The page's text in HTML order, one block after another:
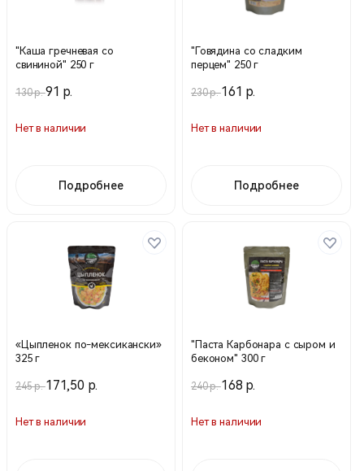
"Каша гречневая со
свининой" 250 г
130 р.91 р.
Нет в наличии
Подробнее
"Говядина со сладким
перцем" 250 г
230 р.161 р.
Нет в наличии
Подробнее
«Цыпленок по-мексикански»
325 г
245 р.171,50 р.
Нет в наличии
"Паста Карбонара с сыром и
беконом" 300 г
240 р.168 р.
Нет в наличии